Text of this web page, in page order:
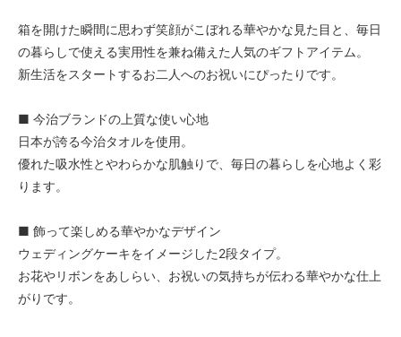
箱を開けた瞬間に思わず笑顔がこぼれる華やかな見た目と、毎日
の暮らしで使える実用性を兼ね備えた人気のギフトアイテム。
新生活をスタートするお二人へのお祝いにぴったりです。
■ 今治ブランドの上質な使い心地
日本が誇る今治タオルを使用。
優れた吸水性とやわらかな肌触りで、毎日の暮らしを心地よく彩
ります。
■ 飾って楽しめる華やかなデザイン
ウェディングケーキをイメージした2段タイプ。
お花やリボンをあしらい、お祝いの気持ちが伝わる華やかな仕上
がりです。